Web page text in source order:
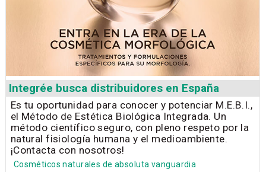
Integrée busca distribuidores en España
Es tu oportunidad para conocer y potenciar M.E.B.I.,
el Método de Estética Biológica Integrada. Un
método científico seguro, con pleno respeto por la
natural fisiología humana y el medioambiente.
¡Contacta con nosotros!
Cosméticos naturales de absoluta vanguardia